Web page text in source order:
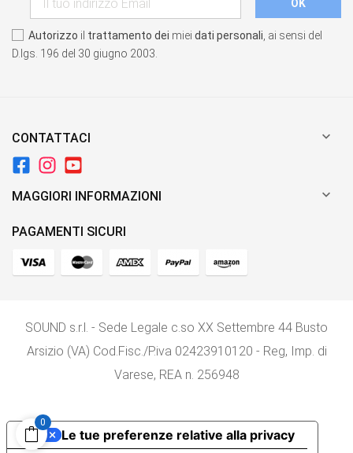
Autorizzo il trattamento dei miei dati personali , ai sensi del
D.lgs. 196 del 30 giugno 2003.
CONTATTACI 
MAGGIORI INFORMAZIONI 
PAGAMENTI SICURI
SOUND s.r.l. - Sede Legale c.so XX Settembre 44 Busto
Arsizio (VA) Cod.Fisc./P.iva 02423910120 - Reg, Imp. di
Varese, REA n. 256948
0
Le tue preferenze relative alla privacy